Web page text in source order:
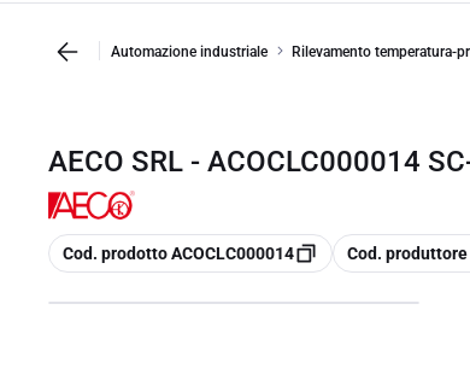
Automazione industriale Rilevamento temperatura-
AECO SRL - ACOCLC000014
copia
Cod. prodotto ACOCLC000014 copia
Cod.